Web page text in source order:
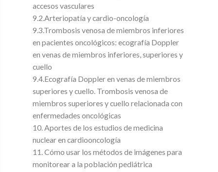
accesos vasculares
9.2.Arteriopatía y cardio-oncología
9.3.Trombosis venosa de miembros inferiores
en pacientes oncológicos: ecografía Doppler
en venas de miembros inferiores, superiores y
cuello
9.4.Ecografía Doppler en venas de miembros
superiores y cuello. Trombosis venosa de
miembros superiores y cuello relacionada con
enfermedades oncológicas
10. Aportes de los estudios de medicina
nuclear en cardiooncología
11. Cómo usar los métodos de imágenes para
monitorear a la población pediátrica